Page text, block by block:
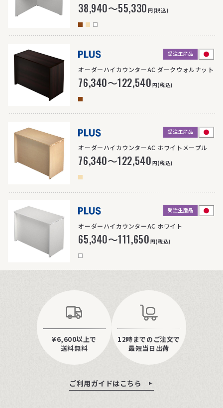
38,940～55,330円(税込)
> 受注生産品
オーダーハイカウンターAC ダークウォルナット
76,340～122,540円(税込)
> 受注生産品
オーダーハイカウンターAC ホワイトメープル
76,340～122,540円(税込)
> 受注生産品
オーダーハイカウンターAC ホワイト
65,340～111,650円(税込)
¥6,600以上で
送料無料
12時までのご注文で
最短当日出荷
ご利用ガイドはこちら